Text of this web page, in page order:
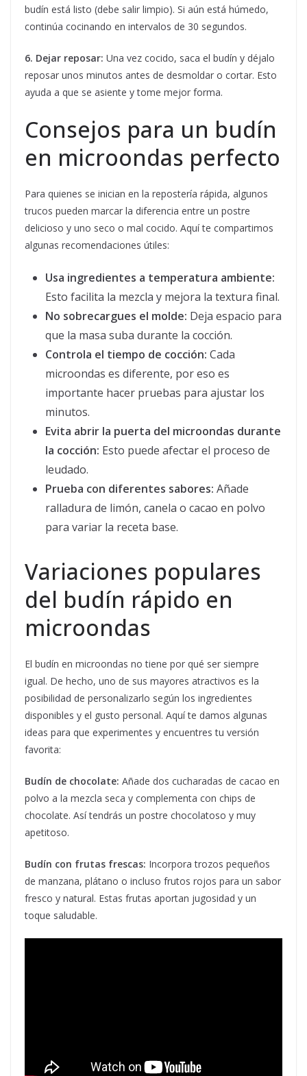
budín está listo (debe salir limpio). Si aún está húmedo,
continúa cocinando en intervalos de 30 segundos.
6. Dejar reposar: Una vez cocido, saca el budín y déjalo
reposar unos minutos antes de desmoldar o cortar. Esto
ayuda a que se asiente y tome mejor forma.
Consejos para un budín
en microondas perfecto
Para quienes se inician en la repostería rápida, algunos
trucos pueden marcar la diferencia entre un postre
delicioso y uno seco o mal cocido. Aquí te compartimos
algunas recomendaciones útiles:
Usa ingredientes a temperatura ambiente:
Esto facilita la mezcla y mejora la textura final.
No sobrecargues el molde: Deja espacio para
que la masa suba durante la cocción.
Controla el tiempo de cocción: Cada
microondas es diferente, por eso es
importante hacer pruebas para ajustar los
minutos.
Evita abrir la puerta del microondas durante
la cocción: Esto puede afectar el proceso de
leudado.
Prueba con diferentes sabores: Añade
ralladura de limón, canela o cacao en polvo
para variar la receta base.
Variaciones populares
del budín rápido en
microondas
El budín en microondas no tiene por qué ser siempre
igual. De hecho, uno de sus mayores atractivos es la
posibilidad de personalizarlo según los ingredientes
disponibles y el gusto personal. Aquí te damos algunas
ideas para que experimentes y encuentres tu versión
favorita:
Budín de chocolate: Añade dos cucharadas de cacao en
polvo a la mezcla seca y complementa con chips de
chocolate. Así tendrás un postre chocolatoso y muy
apetitoso.
Budín con frutas frescas: Incorpora trozos pequeños
de manzana, plátano o incluso frutos rojos para un sabor
fresco y natural. Estas frutas aportan jugosidad y un
toque saludable.